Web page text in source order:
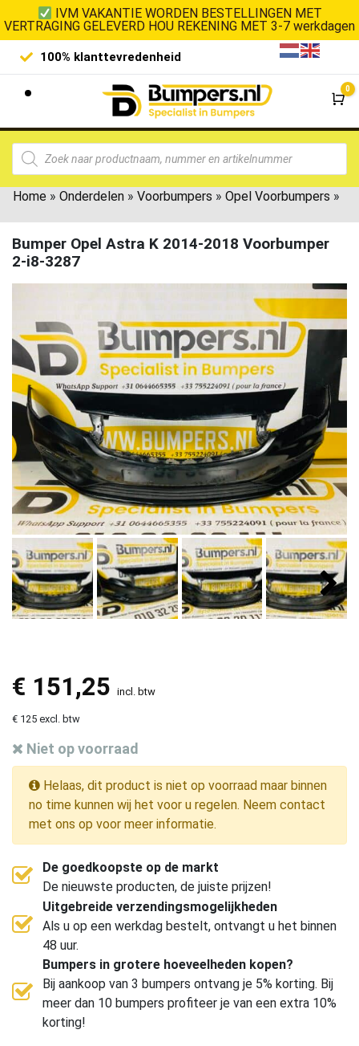
IVM VAKANTIE WORDEN BESTELLINGEN MET
VERTRAGING GELEVERD HOU REKENING MET 3-7 werkdagen
100% klanttevredenheid
0
Home » Onderdelen » Voorbumpers » Opel Voorbumpers »
Bumper Opel Astra K 2014-2018 Voorbumper
2-i8-3287
€ 151,25 incl. btw
€ 125 excl. btw
Niet op voorraad
Helaas, dit product is niet op voorraad maar binnen
no time kunnen wij het voor u regelen. Neem contact
met ons op voor meer informatie.
De goedkoopste op de markt
De nieuwste producten, de juiste prijzen!
Uitgebreide verzendingsmogelijkheden
Als u op een werkdag bestelt, ontvangt u het binnen
48 uur.
Bumpers in grotere hoeveelheden kopen?
Bij aankoop van 3 bumpers ontvang je 5% korting. Bij
meer dan 10 bumpers profiteer je van een extra 10%
korting!